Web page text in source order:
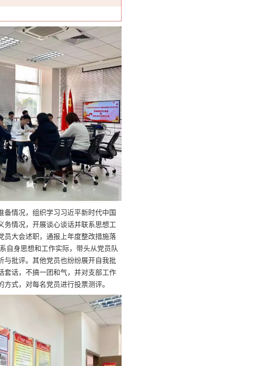
情况，组织学习习近平新时代中国
情况，开展谈心谈话并联系思想工
员大会述职，通报上年度整改措施落
自身思想和工作实际，带头从党员队
与批评。其他党员也纷纷展开自我批
套话，不搞一团和气，并对支部工作
式，对每名党员进行投票测评。